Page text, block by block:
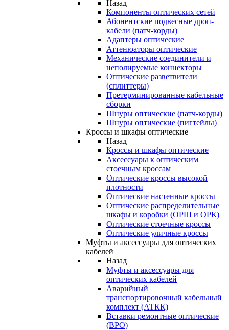
Назад
Компоненты оптических сетей
Абонентские подвесные дроп-
кабели (патч-корды)
Адаптеры оптические
Аттенюаторы оптические
Механические соединители и
неполируемые коннекторы
Оптические разветвители
(сплиттеры)
Претерминированные кабельные
сборки
Шнуры оптические (патч-корды)
Шнуры оптические (пигтейлы)
Кроссы и шкафы оптические
Назад
Кроссы и шкафы оптические
Аксессуары к оптическим
стоечным кроссам
Оптические кроссы высокой
плотности
Оптические настенные кроссы
Оптические распределительные
шкафы и коробки (ОРШ и ОРК)
Оптические стоечные кроссы
Оптические уличные кроссы
Муфты и аксессуары для оптических
кабелей
Назад
Муфты и аксессуары для
оптических кабелей
Аварийный
транспортировочный кабельный
комплект (АТКК)
Вставки ремонтные оптические
(ВРО)